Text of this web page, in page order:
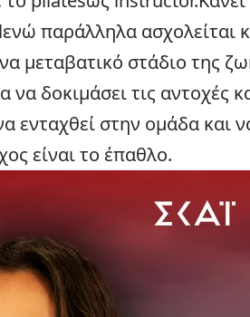
παράλληλα ασχολείται
μεταβατικό στάδιο της
δοκιμάσει τις αντοχές
ενταχθεί στην ομάδα και
είναι το έπαθλο.